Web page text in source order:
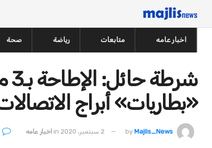
اخبار عامه متابعات رياضة صحة
«بطاريات» أبراج
by Majlis_News 2 سبتمبر، 2020 in اخبار عامه